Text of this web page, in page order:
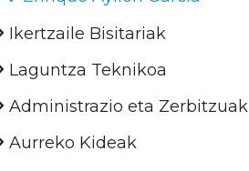
Ikertzaile Bisitariak
Laguntza Teknikoa
Administrazio eta Zerbitzuak
Aurreko Kideak